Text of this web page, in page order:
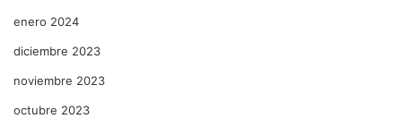
enero 2024
diciembre 2023
noviembre 2023
octubre 2023